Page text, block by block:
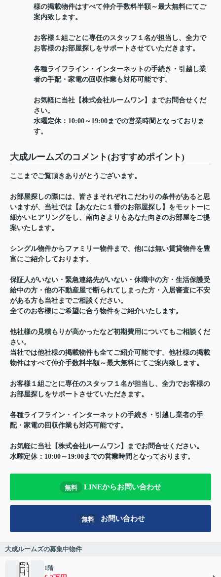
様の掲載物件はすべて仲介手数料半額～最大無料にてご
案内致します。
お客様１組ごとに専任のスタッフ１名が担当し、全力で
お客様のお部屋探しをサポートさせていただきます。
各種ライフライン・インターネットの手続き・引越し業
者の手配・家電の回収作業も対応可能です。
お気軽に当社【株式会社ルームワン】までお問合せくだ
さい。
水曜定休：10:00～19:00までの営業時間となっておりま
す。
大成ルームズのコメント(おすすめポイント)
ここまでご覧頂きありがとうございます。
お部屋探しの際には、皆さまそれぞれこだわりの条件があると思
いますが、当社では【あなたに１番のお部屋探し】をモットーに
細かいヒアリングをし、南向きよりもあなた向きのお部屋をご提
案いたします。
シングル物件からファミリー物件まで、他には無い賃貸物件を豊
富にご紹介しております。
保証人がいない・緊急連絡先がいない・休職中の方・生活保護受
給中の方・他の不動産屋で断られてしまった方・入居審査に不安
がある方も当社までご相談ください。
全てのお客様にご希望に合う物件をご紹介いたします。
他社様の見積もりが高かったなど初期費用についてもご相談くだ
さい。
当社では他社様の掲載物件も全てご紹介可能です。他社様の掲載
物件はすべて仲介手数料半額～最大無料にてご案内致します。
お客様１組ごとに専任のスタッフ１名が担当し、全力でお客様の
お部屋探しをサポートさせていただきます。
各種ライフライン・インターネットの手続き・引越し業者の手
配・家電の回収作業も対応可能です。
お気軽に当社【株式会社ルームワン】までお問合せください。
水曜定休：10:00～19:00までの営業時間となっております。
無料 LINEからお問い合わせ
無料 お問い合わせ
大成ルームズの募集中物件
1階